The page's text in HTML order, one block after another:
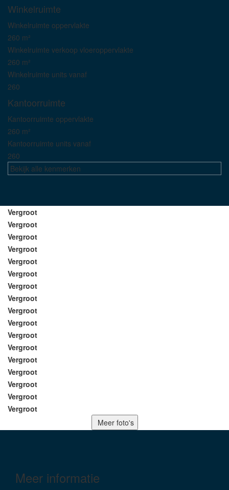
Winkelruimte
Winkelruimte oppervlakte
260 m²
Winkelruimte verkoop vloeroppervlakte
260 m²
Winkelruimte units vanaf
260
Kantoorruimte
Kantoorruimte oppervlakte
260 m²
Kantoorruimte units vanaf
260
Bekijk alle kenmerken
Vergroot
Vergroot
Vergroot
Vergroot
Vergroot
Vergroot
Vergroot
Vergroot
Vergroot
Vergroot
Vergroot
Vergroot
Vergroot
Vergroot
Vergroot
Vergroot
Vergroot
Meer foto's
Meer informatie